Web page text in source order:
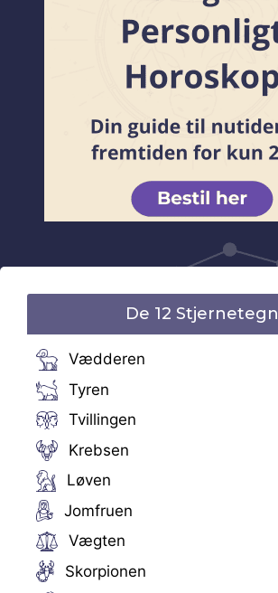
De 12 Stjernetegn
Vædderen
Tyren
Tvillingen
Krebsen
Løven
Jomfruen
Vægten
Skorpionen